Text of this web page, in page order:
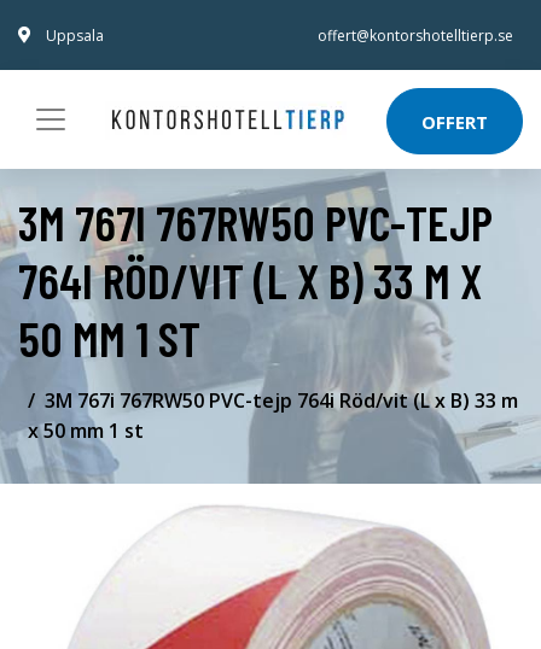
Uppsala offert@kontorshotelltierp.se
OFFERT
3M 767I 767RW50 PVC-TEJP
764I RÖD/VIT (L X B) 33 M X
50 MM 1 ST
3M 767i 767RW50 PVC-tejp 764i Röd/vit (L x B) 33 m
x 50 mm 1 st